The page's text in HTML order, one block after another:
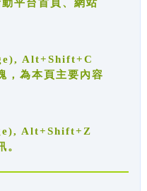
平台首頁、網站
Alt+Shift+C
為本頁主要內容
Alt+Shift+Z